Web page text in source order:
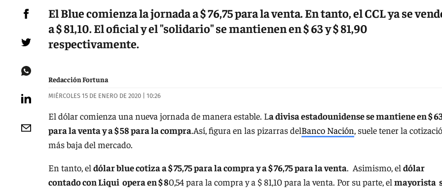
El Blue comienza la jornada a $ 76,75 para la venta. En tanto, el CCL ya se
a $ 81,10. El oficial y el "solidario" se mantienen en $ 63 y $ 81,90
respectivamente.
Redacción Fortuna
MIÉRCOLES 15 DE ENERO DE 2020 | 10:26
El dólar comienza una nueva jornada de manera estable. La divisa estadounidense se mantiene en $
para la venta y a $ 58 para la compra.Así, figura en las pizarras delBanco Nación, suele tener la
más baja del mercado.
En tanto, el dólar blue cotiza a $ 75,75 para la compra y a $ 76,75 para la venta. Asimismo, el dólar
contado con Liqui opera en $ 80,54 para la compra y a $ 81,10 para la venta. Por su parte, el mayorista